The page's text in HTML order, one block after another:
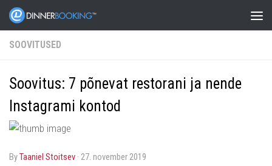
SOOVITUSED
Soovitus: 7 põnevat restorani ja nende
Instagrami kontod
byTaaniel Stoitsev · 27. november 2019